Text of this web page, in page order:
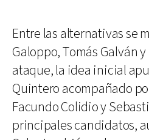
Entre las alternativas se
Galoppo, Tomás Galván
ataque, la idea inicial
Quintero acompañado
Facundo Colidio y
principales candidatos,